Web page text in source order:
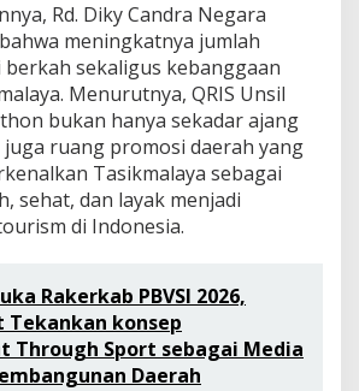
Rd. Diky Candra Negara
meningkatnya jumlah
sekaligus kebanggaan
Menurutnya, QRIS Unsil
bukan hanya sekadar ajang
ruang promosi daerah yang
Tasikmalaya sebagai
sehat, dan layak menjadi
di Indonesia.
Rakerkab PBVSI 2026,
Tekankan konsep
Through Sport sebagai Media
Daerah